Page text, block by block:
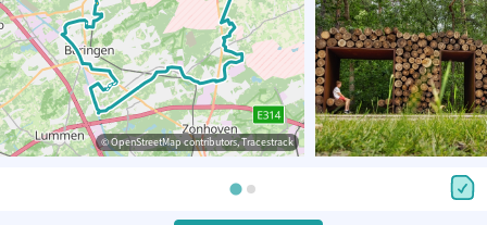
© OpenStreetMap contributors, Tracestrack